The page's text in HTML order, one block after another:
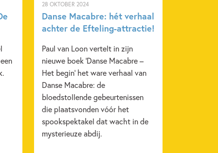
28 OKTOBER 2024
Danse Macabre: hét verhaal
achter de Efteling-attractie!
Paul van Loon vertelt in zijn
nieuwe boek ‘Danse Macabre –
Het begin’ het ware verhaal van
Danse Macabre: de
bloedstollende gebeurtenissen
die plaatsvonden vóór het
spookspektakel dat wacht in de
mysterieuze abdij.